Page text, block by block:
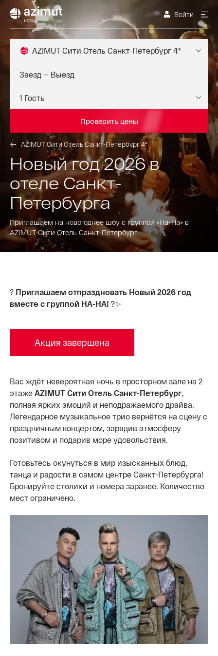
Войти
AZIMUT Сити Отель Санкт-Петербург 4*
Проверить цены
AZIMUT Сити Отель Санкт-Петербург 4*
Новый год 2026 в
отеле Санкт-
Петербурга
Приглашаем на новогоднее шоу с группой «На-На» в
AZIMUT Сити Отель Санкт-Петербург
? Приглашаем отпраздновать Новый 2026 год
вместе с группой НА-НА! ?✨
Акция завершена
Вас ждёт невероятная ночь в просторном зале на 2
этаже AZIMUT Сити Отель Санкт-Петербург,
полная ярких эмоций и неподражаемого драйва.
Легендарное музыкальное трио вернётся на сцену с
праздничным концертом, зарядив атмосферу
позитивом и подарив море удовольствия.
Готовьтесь окунуться в мир изысканных блюд,
танца и радости в самом центре Санкт-Петербурга!
Бронируйте столики и номера заранее. Количество
мест ограничено.